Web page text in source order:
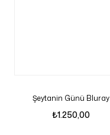
Şeytanin Günü Bluray
₺1.250,00